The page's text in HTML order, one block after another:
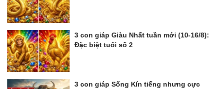
3 con giáp Giàu Nhất tuần mới (10-16/8):
Đặc biệt tuổi số 2
3 con giáp Sống Kín tiếng nhưng cực